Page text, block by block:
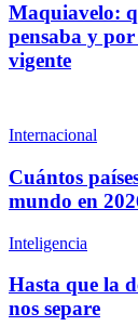
Maquiavelo:
pensaba y por
vigente
Internacional
Cuántos
mundo en
Inteligencia
Hasta que la
nos separe